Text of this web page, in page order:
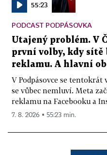
55:23
PODCAST PODPÁSOVKA
Utajený problém. V
první volby, kdy
reklamu. A hlavní
V Podpásovce se
se vůbec nemluví. Meta
reklamu na Facebooku a
7. 8. 2026 ▪ 55:23 min.